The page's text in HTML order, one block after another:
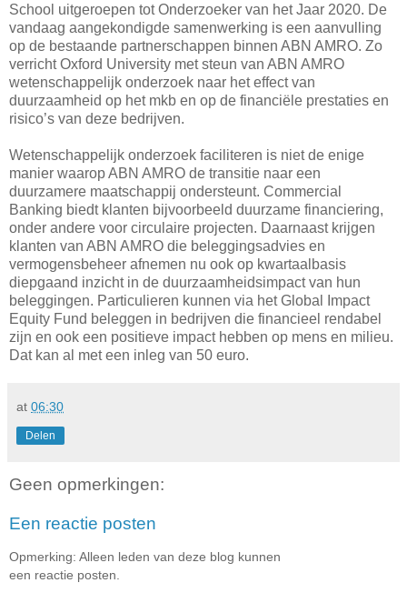
School uitgeroepen tot Onderzoeker van het Jaar 2020. De
vandaag aangekondigde samenwerking is een aanvulling
op de bestaande partnerschappen binnen ABN AMRO. Zo
verricht Oxford University met steun van ABN AMRO
wetenschappelijk onderzoek naar het effect van
duurzaamheid op het mkb en op de financiële prestaties en
risico’s van deze bedrijven.
Wetenschappelijk onderzoek faciliteren is niet de enige
manier waarop ABN AMRO de transitie naar een
duurzamere maatschappij ondersteunt. Commercial
Banking biedt klanten bijvoorbeeld duurzame financiering,
onder andere voor circulaire projecten. Daarnaast krijgen
klanten van ABN AMRO die beleggingsadvies en
vermogensbeheer afnemen nu ook op kwartaalbasis
diepgaand inzicht in de duurzaamheidsimpact van hun
beleggingen. Particulieren kunnen via het Global Impact
Equity Fund beleggen in bedrijven die financieel rendabel
zijn en ook een positieve impact hebben op mens en milieu.
Dat kan al met een inleg van 50 euro.
at 06:30
Delen
Geen opmerkingen:
Een reactie posten
Opmerking: Alleen leden van deze blog kunnen
een reactie posten.